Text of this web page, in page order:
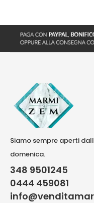
Siamo sempre aperti
domenica.
348 9501245
0444 459081